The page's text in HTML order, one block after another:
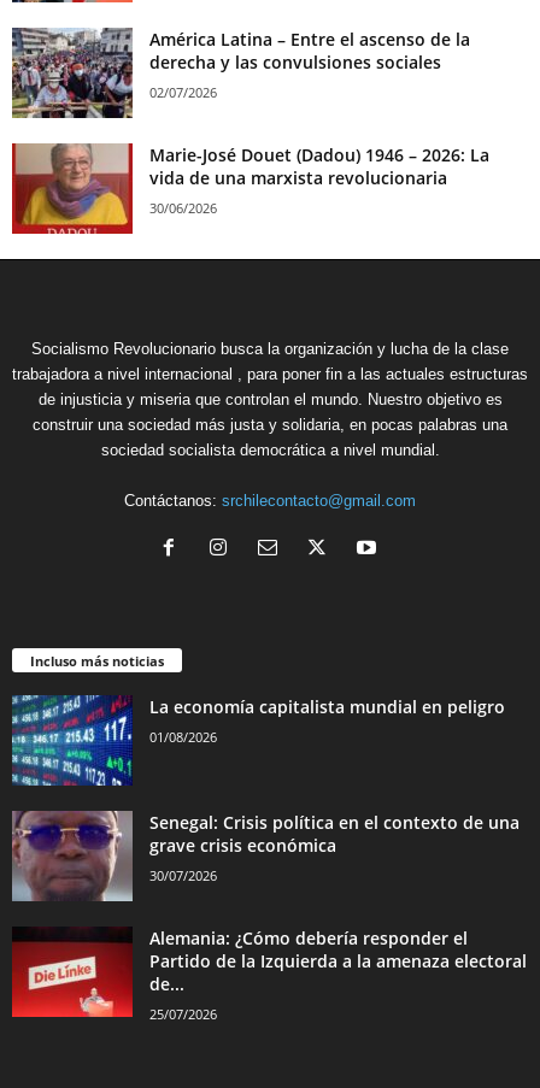
América Latina – Entre el ascenso de la
derecha y las convulsiones sociales
02/07/2026
Marie-José Douet (Dadou) 1946 – 2026: La
vida de una marxista revolucionaria
30/06/2026
Socialismo Revolucionario busca la organización y lucha de la clase
trabajadora a nivel internacional , para poner fin a las actuales estructuras
de injusticia y miseria que controlan el mundo. Nuestro objetivo es
construir una sociedad más justa y solidaria, en pocas palabras una
sociedad socialista democrática a nivel mundial.
Contáctanos: srchilecontacto@gmail.com
Incluso más noticias
La economía capitalista mundial en peligro
01/08/2026
Senegal: Crisis política en el contexto de una
grave crisis económica
30/07/2026
Alemania: ¿Cómo debería responder el
Partido de la Izquierda a la amenaza electoral
de...
25/07/2026